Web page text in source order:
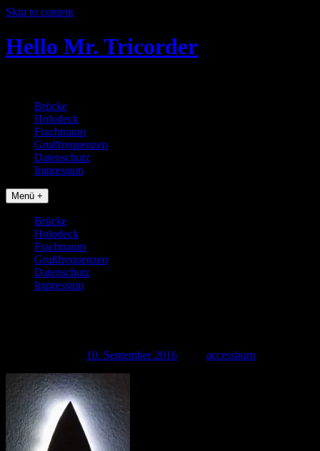
Skip to content
Hello Mr. Tricorder
Brücke
Holodeck
Frachtraum
Grußfrequenzen
Datenschutz
Impressum
Menü +
Brücke
Holodeck
Frachtraum
Grußfrequenzen
Datenschutz
Impressum
10. September 2016 accessburn